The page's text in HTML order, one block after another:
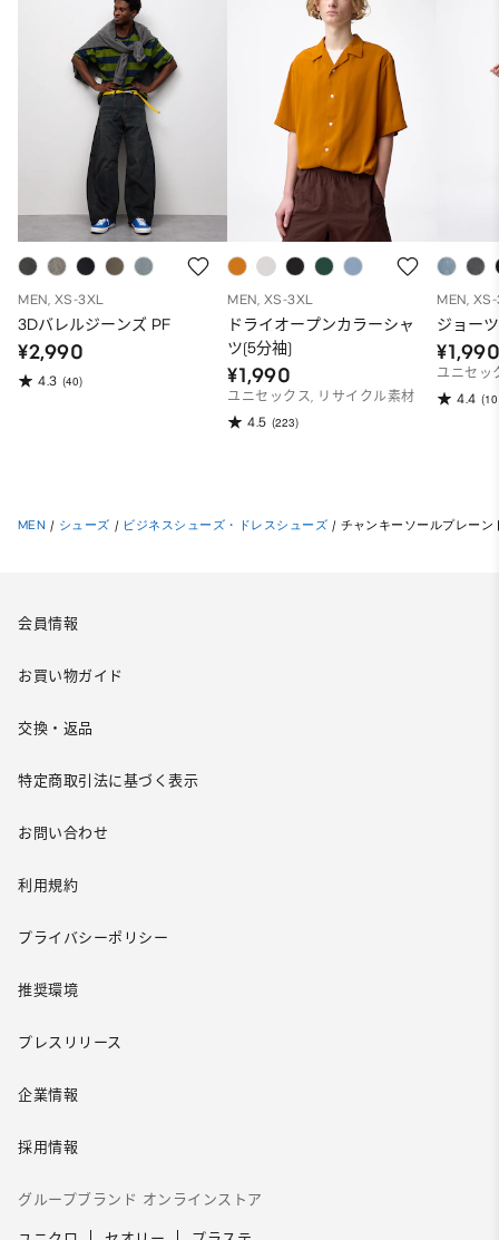
MEN, XS-3XL
3Dバレルジーンズ PF
¥2,990
4.3 (40)
MEN, XS-3XL
ドライオープンカラーシャ
ツ(5分袖)
¥1,990
ユニセックス, リサイクル素材
4.5 (223)
MEN,
ジョーツ
ユニセッ
4.4
MEN / シューズ / ビジネスシューズ・ドレスシューズ / チャンキーソールプレー
会員情報
お買い物ガイド
交換・返品
特定商取引法に基づく表示
お問い合わせ
利用規約
プライバシーポリシー
推奨環境
プレスリリース
企業情報
採用情報
グループブランド オンラインストア